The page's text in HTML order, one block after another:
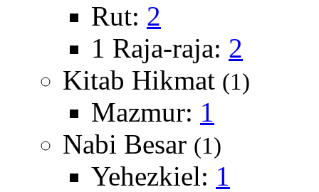
Rut: 2
1 Raja-raja: 2
Kitab Hikmat (1)
Mazmur: 1
Nabi Besar (1)
Yehezkiel: 1